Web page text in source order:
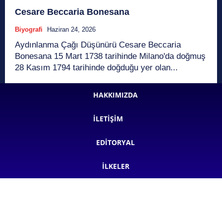
Cesare Beccaria Bonesana
Biyografi Haziran 24, 2026
Aydınlanma Çağı Düşünürü Cesare Beccaria
Bonesana 15 Mart 1738 tarihinde Milano'da doğmuş
28 Kasım 1794 tarihinde doğduğu yer olan...
HAKKIMIZDA
İLETIŞIM
EDITORYAL
İLKELER